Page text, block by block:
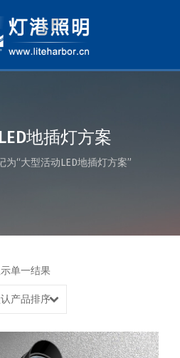
地插灯方案
为“大型活动LED地插灯方案”
单一结果
产品排序